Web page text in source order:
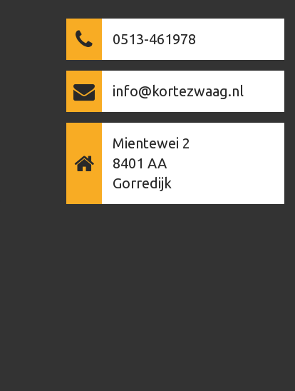
0513-461978
info@kortezwaag.nl
Mientewei 2
8401 AA
Gorredijk